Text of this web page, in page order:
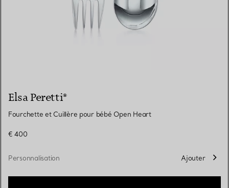
Elsa Peretti®
Fourchette et Cuillère pour bébé Open Heart
€ 400
Personnalisation Ajouter